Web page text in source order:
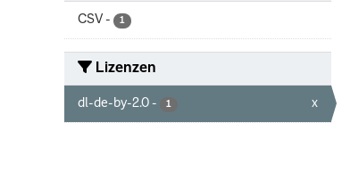
CSV - 1
Lizenzen
dl-de-by-2.0 - 1 x